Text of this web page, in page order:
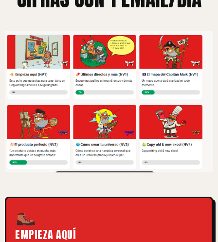
EMPIEZA AQUÍ